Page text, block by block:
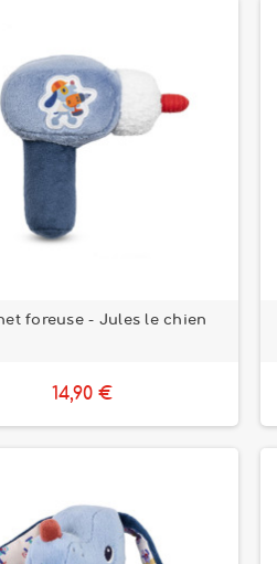
foreuse - Jules le chien
14,90 €